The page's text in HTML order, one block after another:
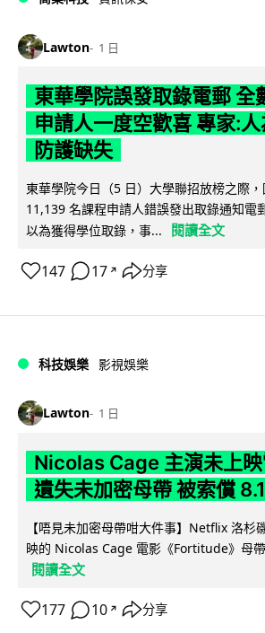
Lawton 1 日
東華學院誤發取錄電郵 全
申請人一度空歡喜 專家:
防護缺失
東華學院今日（5 日）大學聯招放榜之際
11,139 名課程申請人錯誤發出取錄通知電
以為獲得學位取錄，事...
閱讀全文
147 17 ↗ 分享
科技娛樂 影視娛樂
Lawton 1 日
Nicolas Cage 主演未上
遺失未加密母帶 被索償
【唔見未加密母帶咁大件事】Netflix 洛杉
映的 Nicolas Cage 電影《Fortitude》母
閱讀全文
177 10 ↗ 分享